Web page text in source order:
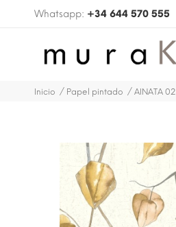
Whatsapp: +34 644 570 555
Inicio Papel pintado AINATA 02